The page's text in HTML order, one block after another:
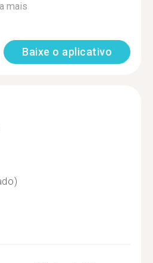
mais
Baixe o aplicativo